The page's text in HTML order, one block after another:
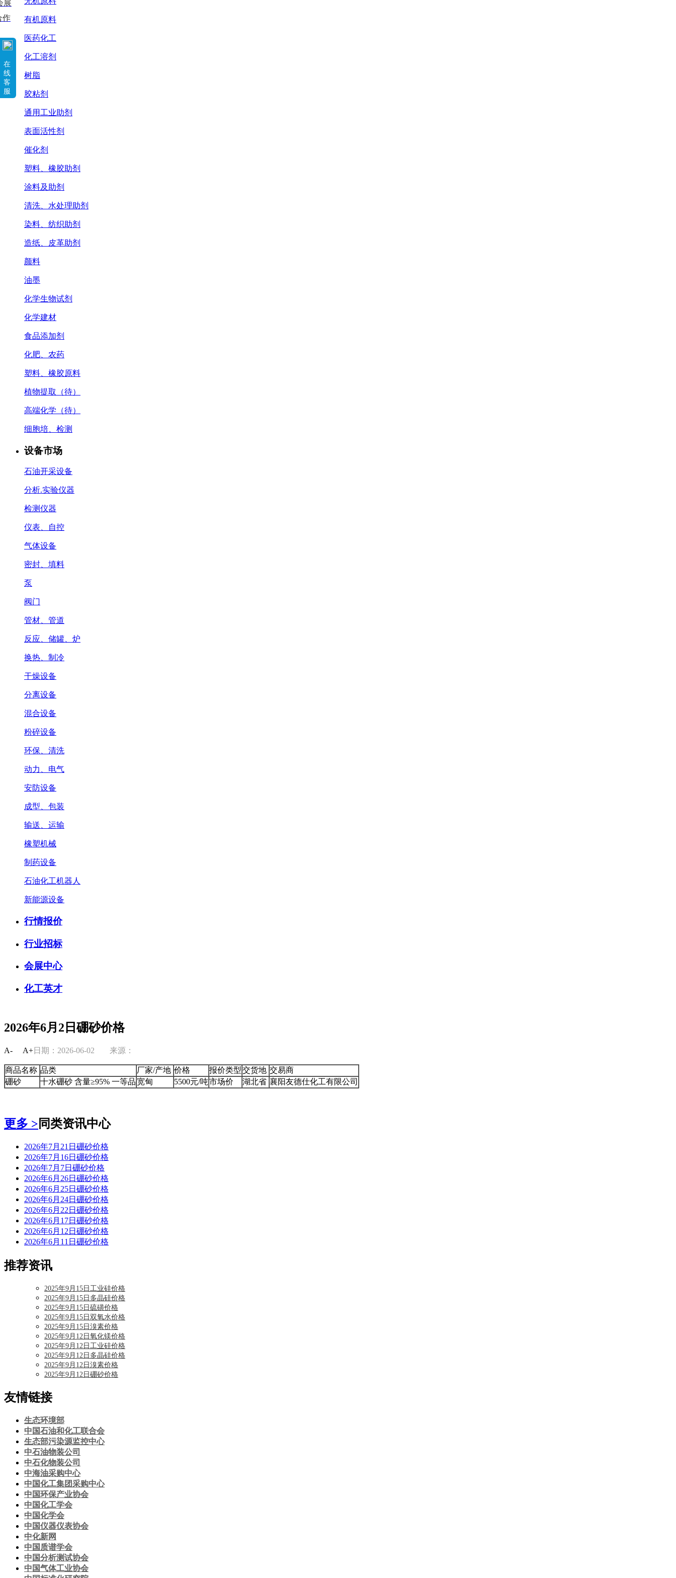
有机原料
医药化工
化工溶剂
树脂
胶粘剂
通用工业助剂
表面活性剂
催化剂
塑料、橡胶助剂
涂料及助剂
清洗、水处理助剂
染料、纺织助剂
造纸、皮革助剂
颜料
油墨
化学生物试剂
化学建材
食品添加剂
化肥、农药
塑料、橡胶原料
植物提取（待）
高端化学（待）
细胞培、检测
设备市场
石油开采设备
分析.实验仪器
检测仪器
仪表、自控
气体设备
密封、填料
泵
阀门
管材、管道
反应、储罐、炉
换热、制冷
干燥设备
分离设备
混合设备
粉碎设备
环保、清洗
动力、电气
安防设备
成型、包装
输送、运输
橡塑机械
制药设备
石油化工机器人
新能源设备
行情报价
行业招标
会展中心
化工英才
展
作
在
线
客
服
2026年6月2日硼砂价格
A- A+日期：2026-06-02 来源：
商品名称 品类 厂家/产地 价格 报价类型交货地 交易商
硼砂
十水硼砂 含量≥95% 一等品 宽甸 5500元/吨市场价 湖北省 襄阳友德仕化工有限公司
更多 >同类资讯中心
2026年7月21日硼砂价格
2026年7月16日硼砂价格
2026年7月7日硼砂价格
2026年6月26日硼砂价格
2026年6月25日硼砂价格
2026年6月24日硼砂价格
2026年6月22日硼砂价格
2026年6月17日硼砂价格
2026年6月12日硼砂价格
2026年6月11日硼砂价格
推荐资讯
2025年9月15日工业硅价格
2025年9月15日多晶硅价格
2025年9月15日硫磺价格
2025年9月15日双氧水价格
2025年9月15日溴素价格
2025年9月12日氧化镁价格
2025年9月12日工业硅价格
2025年9月12日多晶硅价格
2025年9月12日溴素价格
2025年9月12日硼砂价格
友情链接
生态环境部
中国石油和化工联合会
生态部污染源监控中心
中石油物装公司
中石化物装公司
中海油采购中心
中国化工集团采购中心
中国环保产业协会
中国化工学会
中国化学会
中国仪器仪表协会
中化新网
中国质谱学会
中国分析测试协会
中国气体工业协会